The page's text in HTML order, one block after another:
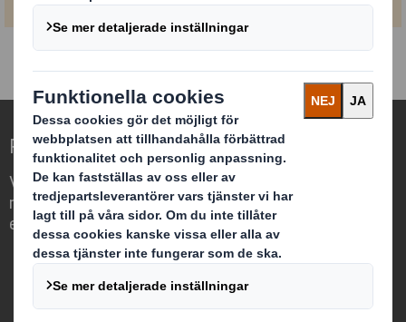
Redefining Packaging for a Changing World
Vi differentierar oss genom att se
möjligheten för förpackningar att spela
en viktig roll i vår omvärld.
Vilka är vi?